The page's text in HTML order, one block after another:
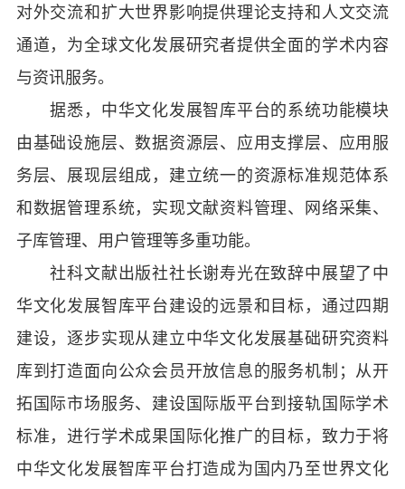
对外交流和扩大世界影响提供理论支持和人文交流
通道，为全球文化发展研究者提供全面的学术内容
与资讯服务。
据悉，中华文化发展智库平台的系统功能模块
由基础设施层、数据资源层、应用支撑层、应用服
务层、展现层组成，建立统一的资源标准规范体系
和数据管理系统，实现文献资料管理、网络采集、
子库管理、用户管理等多重功能。
社科文献出版社社长谢寿光在致辞中展望了中
华文化发展智库平台建设的远景和目标，通过四期
建设，逐步实现从建立中华文化发展基础研究资料
库到打造面向公众会员开放信息的服务机制；从开
拓国际市场服务、建设国际版平台到接轨国际学术
标准，进行学术成果国际化推广的目标，致力于将
中华文化发展智库平台打造成为国内乃至世界文化